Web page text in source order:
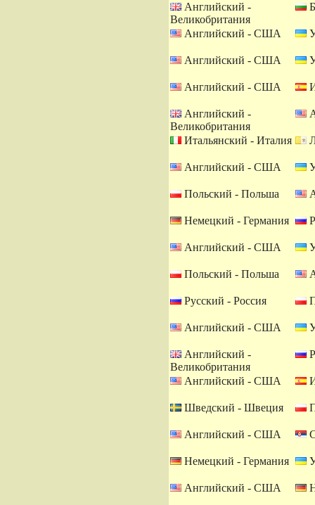
Английский -
Великобритания
Английский - США
Английский - США
Английский - США
Английский -
Великобритания
Итальянский - Италия
Английский - США
Польский - Польша
Немецкий - Германия
Английский - США
Польский - Польша
Русский - Россия
Английский - США
Английский -
Великобритания
Английский - США
Шведский - Швеция
Английский - США
Немецкий - Германия
Английский - США